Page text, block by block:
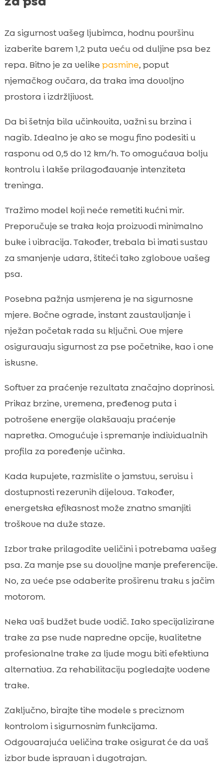
Za sigurnost vašeg ljubimca, hodnu površinu
izaberite barem 1,2 puta veću od duljine psa bez
repa. Bitno je za velike pasmine, poput
njemačkog ovčara, da traka ima dovoljno
prostora i izdržljivost.
Da bi šetnja bila učinkovita, važni su brzina i
nagib. Idealno je ako se mogu fino podesiti u
rasponu od 0,5 do 12 km/h. To omogućava bolju
kontrolu i lakše prilagođavanje intenziteta
treninga.
Tražimo model koji neće remetiti kućni mir.
Preporučuje se traka koja proizvodi minimalno
buke i vibracija. Također, trebala bi imati sustav
za smanjenje udara, štiteći tako zglobove vašeg
psa.
Posebna pažnja usmjerena je na sigurnosne
mjere. Bočne ograde, instant zaustavljanje i
nježan početak rada su ključni. Ove mjere
osiguravaju sigurnost za pse početnike, kao i one
iskusne.
Softver za praćenje rezultata značajno doprinosi.
Prikaz brzine, vremena, pređenog puta i
potrošene energije olakšavaju praćenje
napretka. Omogućuje i spremanje individualnih
profila za poređenje učinka.
Kada kupujete, razmislite o jamstvu, servisu i
dostupnosti rezervnih dijelova. Također,
energetska efikasnost može znatno smanjiti
troškove na duže staze.
Izbor trake prilagodite veličini i potrebama vašeg
psa. Za manje pse su dovoljne manje preferencije.
No, za veće pse odaberite proširenu traku s jačim
motorom.
Neka vaš budžet bude vodič. Iako specijalizirane
trake za pse nude napredne opcije, kvalitetne
profesionalne trake za ljude mogu biti efektivna
alternativa. Za rehabilitaciju pogledajte vodene
trake.
Zaključno, birajte tihe modele s preciznom
kontrolom i sigurnosnim funkcijama.
Odgovarajuća veličina trake osigurat će da vaš
izbor bude ispravan i dugotrajan.